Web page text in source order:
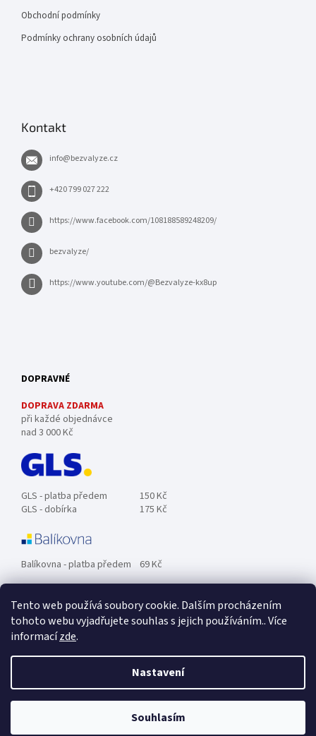
Tento web používá soubory cookie. Dalším procházením
tohoto webu vyjadřujete souhlas s jejich používáním.. Více
informacízde.
Nastavení
Souhlasím
Obchodní podmínky
Podmínky ochrany osobních údajů
Kontakt
info@bezvalyze.cz
+420 799 027 222
https://www.facebook.com/108188589248209/
bezvalyze/
https://www.youtube.com/@Bezvalyze-kx8up
DOPRAVNÉ
DOPRAVA ZDARMA
při každé objednávce
nad 3 000 Kč
GLS - platba předem
150 Kč
GLS - dobírka
175 Kč
Balíkovna - platba předem 69 Kč
Zásilkovna - platba předem 89 Kč